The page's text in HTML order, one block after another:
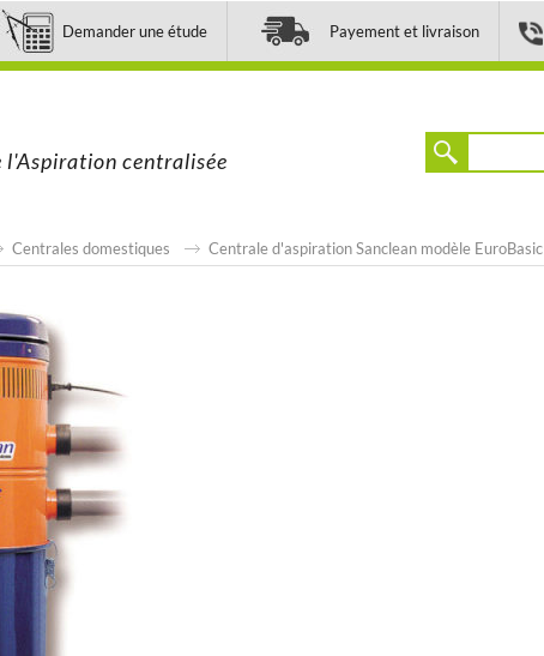
Demander une étude Payement et livraison
centralisée
Centrales domestiques Centrale d'aspiration Sanclean modèle EuroBasic